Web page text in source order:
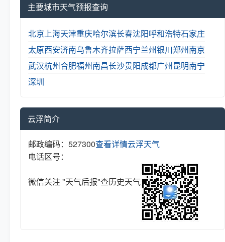
主要城市天气预报查询
北京 上海天津重庆哈尔滨长春沈阳呼和浩特石家庄
太原西安济南乌鲁木齐拉萨西宁兰州银川郑州南京
武汉杭州合肥福州南昌长沙贵阳成都广州昆明南宁
深圳
云浮简介
邮政编码：527300
电话区号：
查看详情云浮天气
微信关注 "天气后报"查历史天气